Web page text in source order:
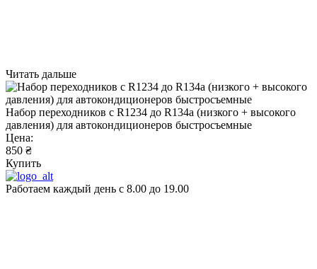
Читать дальше
Набор переходников с R1234 до R134a (низкого + высокого
давления) для автокондиционеров быстросъемные
Цена:
850 ₴
Купить
Работаем каждый день с 8.00 до 19.00